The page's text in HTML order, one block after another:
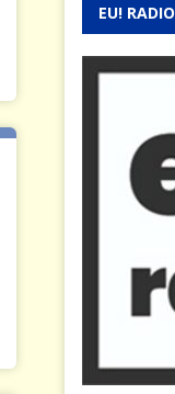
EU! RADIO